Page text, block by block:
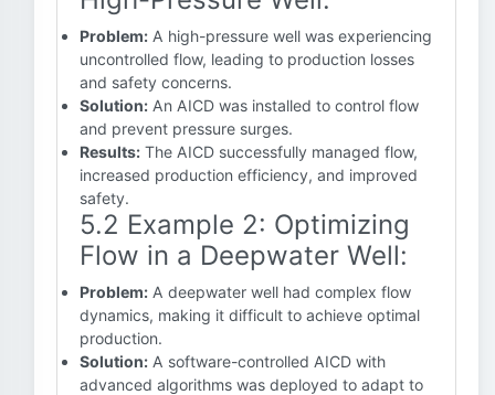
Problem: A high-pressure well was experiencing
uncontrolled flow, leading to production losses
and safety concerns.
Solution: An AICD was installed to control flow
and prevent pressure surges.
Results: The AICD successfully managed flow,
increased production efficiency, and improved
safety.
5.2 Example 2: Optimizing
Flow in a Deepwater Well:
Problem: A deepwater well had complex flow
dynamics, making it difficult to achieve optimal
production.
Solution: A software-controlled AICD with
advanced algorithms was deployed to adapt to